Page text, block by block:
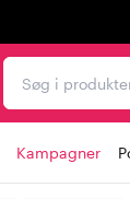
Søg i
Kampagner